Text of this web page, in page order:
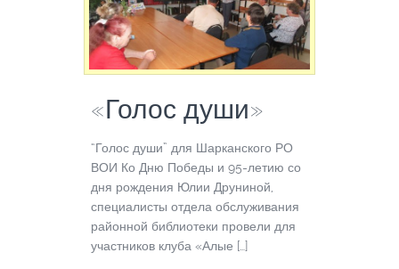
«Голос души»
“Голос души” для Шарканского РО
ВОИ Ко Дню Победы и 95-летию со
дня рождения Юлии Друниной,
специалисты отдела обслуживания
районной библиотеки провели для
участников клуба «Алые […]